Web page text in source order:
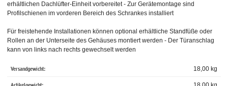
erhältlichen Dachlüfter-Einheit vorbereitet - Zur Gerätemontage sind
Profilschienen im vorderen Bereich des Schrankes installiert
Für freistehende Installationen können optional erhältliche Standfüße oder
Rollen an der Unterseite des Gehäuses montiert werden - Der Türanschlag
kann von links nach rechts gewechselt werden
Versandgewicht: 18,00 kg
Artikelgewicht: